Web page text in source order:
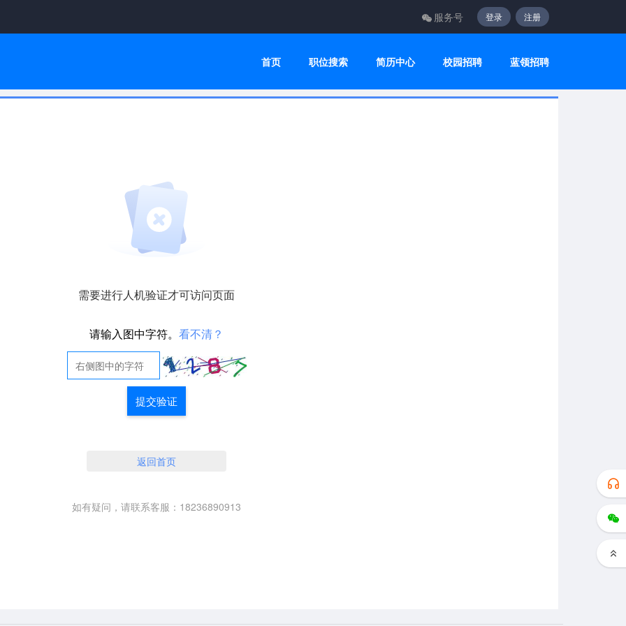
服务号 登录 注册
首页 职位搜索 简历中心 校园招聘 蓝领招聘
需要进行人机验证才可访问页面
请输入图中字符。 看不清？
提交验证
返回首页
如有疑问，请联系客服：18236890913